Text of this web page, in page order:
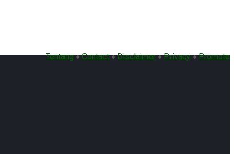
Tentang♦Contact♦Disclaimer♦Privacy♦Promote